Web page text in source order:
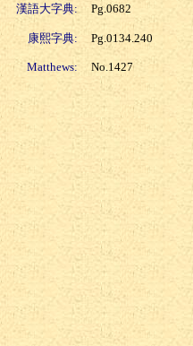
漢語大字典:
Pg.0682
康熙字典: Pg.0134.240
Matthews: No.1427